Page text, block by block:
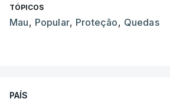
TÓPICOS
Mau, Popular, Proteção, Quedas
PAÍS